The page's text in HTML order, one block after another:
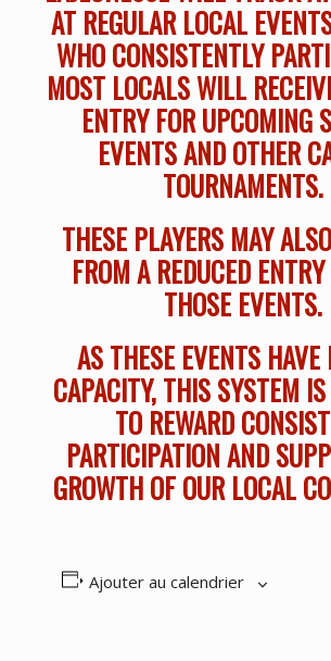
AT REGULAR LOCAL
WHO CONSISTENTLY
MOST LOCALS WILL
ENTRY FOR UPCOMING
EVENTS AND OTHER
TOURNAMENTS.
THESE PLAYERS MAY
FROM A REDUCED
THOSE EVENTS.
AS THESE EVENTS
CAPACITY, THIS SYSTEM
TO REWARD
PARTICIPATION AND
GROWTH OF OUR LOCAL
Ajouter au calendrier